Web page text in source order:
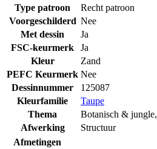
Type patroon
Recht patroon
Voorgeschilderd Nee
Met dessin
Ja
FSC-keurmerk
Ja
Kleur
Zand
PEFC Keurmerk Nee
Dessinnummer
125087
Kleurfamilie
Taupe
Thema
Botanisch & jungle,
Afwerking
Structuur
Afmetingen